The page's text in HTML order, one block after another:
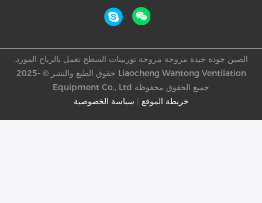
سياسة الخصوصية خريطة الموقع
الصين جودة جيدة مروحة مروحة توربينات السطح تعمل بالرياح المورد.
حقوق الطبع والنشر © -2025 Liaocheng Wantong Ventilation
Equipment Co., Ltd جميع الحقوق محفوظة